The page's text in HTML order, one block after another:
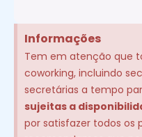
Informações
Tem em atenção que
coworking, incluindo
secretárias a tempo
sujeitas a
por satisfazer todos os